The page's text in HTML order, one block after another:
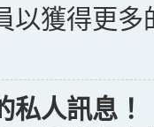
以獲得更多
私人訊息！